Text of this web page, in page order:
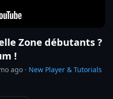
Zone débutants ?
!
ago · New Player & Tutorials